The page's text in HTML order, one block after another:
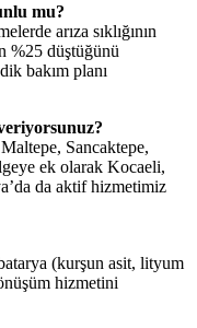
mu?
arıza sıklığının
%25 düştüğünü
bakım planı
Sancaktepe,
ek olarak Kocaeli,
da aktif hizmetimiz
(kurşun asit, lityum
hizmetini